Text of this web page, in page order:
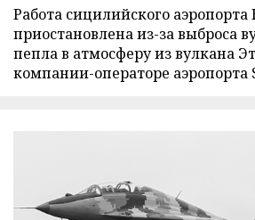
Работа сицилийского аэропорта
приостановлена из-за выброса
пепла в атмосферу из вулкана
компании-операторе аэропорта